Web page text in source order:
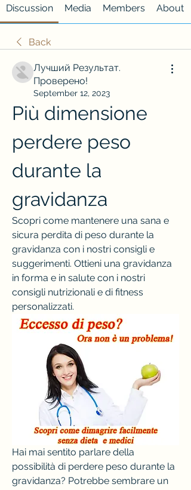
Discussion Media Members About
Back
Лучший Результат.
Проверено!
September 12, 2023
Più dimensione
perdere peso
durante la
gravidanza
Scopri come mantenere una sana e
sicura perdita di peso durante la
gravidanza con i nostri consigli e
suggerimenti. Ottieni una gravidanza
in forma e in salute con i nostri
consigli nutrizionali e di fitness
personalizzati.
Hai mai sentito parlare della
possibilità di perdere peso durante la
gravidanza? Potrebbe sembrare un